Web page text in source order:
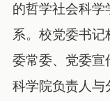
的哲学社会科学
系。校党委书记
委常委、党委宣
科学院负责人与